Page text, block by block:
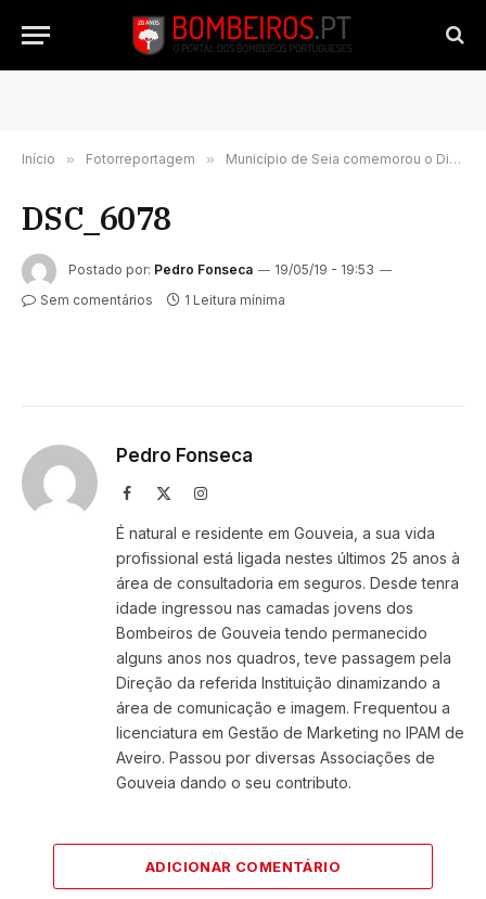
Início » Fotorreportagem » Município de Seia comemorou o Dia Municipal do Bombeiro | FOTORREPORTAGEM
DSC_6078
Postado por: Pedro Fonseca
19/05/19 - 19:53
Sem comentários
1 Leitura mínima
Pedro Fonseca
Facebook Instagram
É natural e residente em Gouveia, a sua vida
profissional está ligada nestes últimos 25 anos à
área de consultadoria em seguros. Desde tenra
idade ingressou nas camadas jovens dos
Bombeiros de Gouveia tendo permanecido
alguns anos nos quadros, teve passagem pela
Direção da referida Instituição dinamizando a
área de comunicação e imagem. Frequentou a
licenciatura em Gestão de Marketing no IPAM de
Aveiro. Passou por diversas Associações de
Gouveia dando o seu contributo.
ADICIONAR COMENTÁRIO